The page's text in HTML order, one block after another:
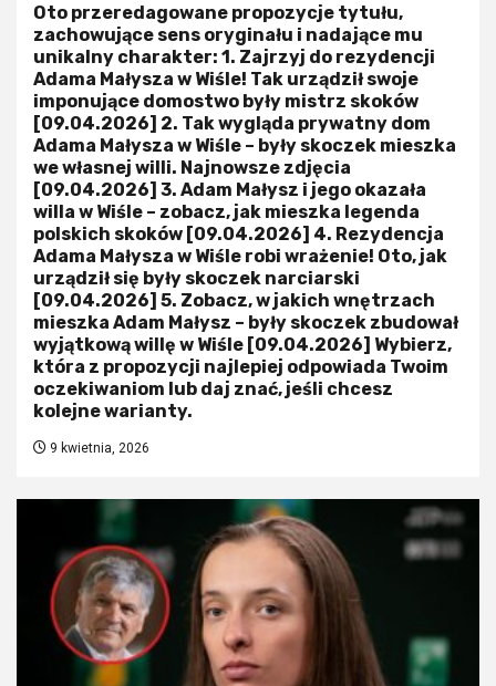
Oto przeredagowane propozycje tytułu,
zachowujące sens oryginału i nadające mu
unikalny charakter: 1. Zajrzyj do rezydencji
Adama Małysza w Wiśle! Tak urządził swoje
imponujące domostwo były mistrz skoków
[09.04.2026] 2. Tak wygląda prywatny dom
Adama Małysza w Wiśle – były skoczek mieszka
we własnej willi. Najnowsze zdjęcia
[09.04.2026] 3. Adam Małysz i jego okazała
willa w Wiśle – zobacz, jak mieszka legenda
polskich skoków [09.04.2026] 4. Rezydencja
Adama Małysza w Wiśle robi wrażenie! Oto, jak
urządził się były skoczek narciarski
[09.04.2026] 5. Zobacz, w jakich wnętrzach
mieszka Adam Małysz – były skoczek zbudował
wyjątkową willę w Wiśle [09.04.2026] Wybierz,
która z propozycji najlepiej odpowiada Twoim
oczekiwaniom lub daj znać, jeśli chcesz
kolejne warianty.
9 kwietnia, 2026